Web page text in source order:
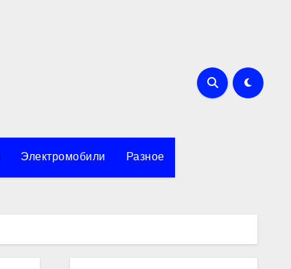
Электромобили Разное